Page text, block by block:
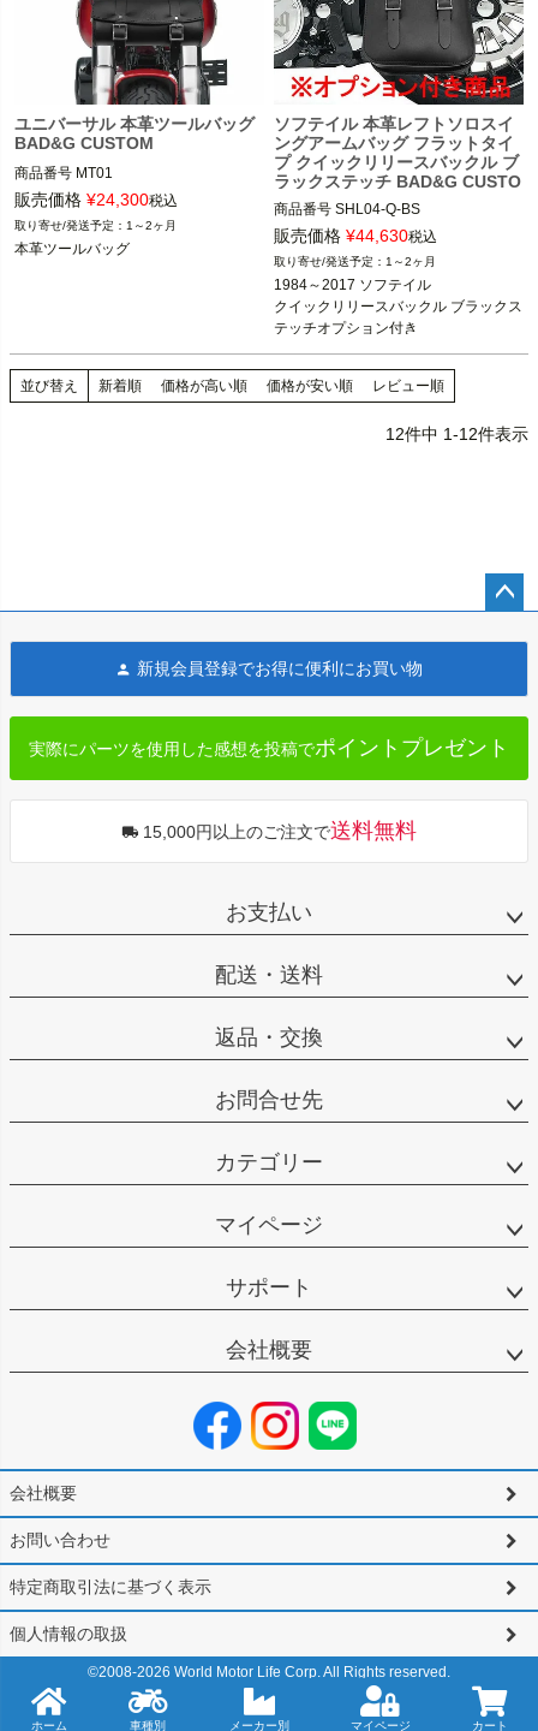
ホーム 車種別 メーカー別 マイページ カート
ユニバーサル 本革ツールバッグ
BAD&G CUSTOM
商品番号 MT01
BAD&G CUSTOM（バッド＆Gカスタ
ム）
販売価格 ¥24,300税込
1～2ヶ月
本革ツールバッグ
ソフテイル 本革レフトソロスイ
ングアームバッグ フラットタイ
プ クイックリリースバックル ブ
ラックステッチ BAD&G CUSTO
M
商品番号 SHL04-Q-BS
1984～2017 ソフテイル
BAD&G CUSTOM（バッド＆Gカスタ
ム）
販売価格 ¥44,630税込
1～2ヶ月
1984～2017 ソフテイル
クイックリリースバックル ブラックス
テッチオプション付き
並び替え 新着順 価格が高い順 価格が安い順 レビュー順
12件中 1-12件表示
へ
新規会員登録でお得に便利にお買い物
実際にパーツを使用した感想を投稿でポイントプレゼント
15,000円以上のご注文で送料無料
お支払い
配送・送料
返品・交換
お問合せ先
カテゴリー
マイページ
サポート
会社概要
会社概要
お問い合わせ
特定商取引法に基づく表示
個人情報の取扱
©2008-2026 World Motor Life Corp. All Rights reserved.